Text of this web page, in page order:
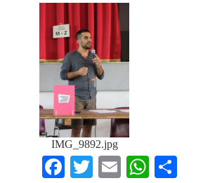
IMG_9892.jpg
Facebook
TwitterEmail